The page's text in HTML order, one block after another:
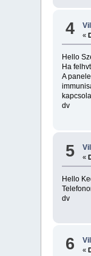
4 «
Hello
Ha
A
dv
5 «
Hello
dv
6 «